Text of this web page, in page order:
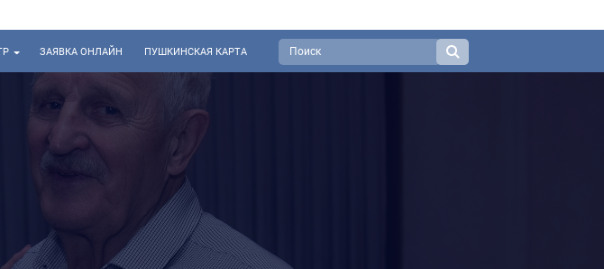
ЗАЯВКА ОНЛАЙН ПУШКИНСКАЯ КАРТА
ЛЕТО" В САМОМ